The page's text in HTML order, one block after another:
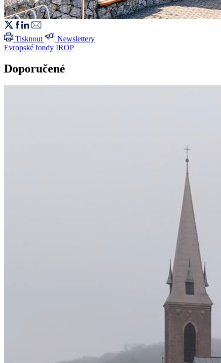
Tisknout
Newslettery
Evropské fondy IROP
Doporučené